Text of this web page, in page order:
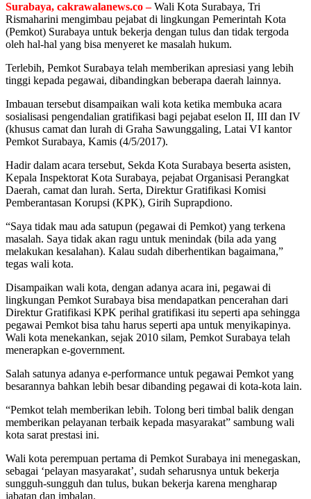
Surabaya, cakrawalanews.co – Wali Kota Surabaya, Tri
Rismaharini mengimbau pejabat di lingkungan Pemerintah Kota
(Pemkot) Surabaya untuk bekerja dengan tulus dan tidak tergoda
oleh hal-hal yang bisa menyeret ke masalah hukum.
Terlebih, Pemkot Surabaya telah memberikan apresiasi yang lebih
tinggi kepada pegawai, dibandingkan beberapa daerah lainnya.
Imbauan tersebut disampaikan wali kota ketika membuka acara
sosialisasi pengendalian gratifikasi bagi pejabat eselon II, III dan IV
(khusus camat dan lurah di Graha Sawunggaling, Latai VI kantor
Pemkot Surabaya, Kamis (4/5/2017).
Hadir dalam acara tersebut, Sekda Kota Surabaya beserta asisten,
Kepala Inspektorat Kota Surabaya, pejabat Organisasi Perangkat
Daerah, camat dan lurah. Serta, Direktur Gratifikasi Komisi
Pemberantasan Korupsi (KPK), Girih Suprapdiono.
“Saya tidak mau ada satupun (pegawai di Pemkot) yang terkena
masalah. Saya tidak akan ragu untuk menindak (bila ada yang
melakukan kesalahan). Kalau sudah diberhentikan bagaimana,”
tegas wali kota.
Disampaikan wali kota, dengan adanya acara ini, pegawai di
lingkungan Pemkot Surabaya bisa mendapatkan pencerahan dari
Direktur Gratifikasi KPK perihal gratifikasi itu seperti apa sehingga
pegawai Pemkot bisa tahu harus seperti apa untuk menyikapinya.
Wali kota menekankan, sejak 2010 silam, Pemkot Surabaya telah
menerapkan e-government.
Salah satunya adanya e-performance untuk pegawai Pemkot yang
besarannya bahkan lebih besar dibanding pegawai di kota-kota lain.
“Pemkot telah memberikan lebih. Tolong beri timbal balik dengan
memberikan pelayanan terbaik kepada masyarakat” sambung wali
kota sarat prestasi ini.
Wali kota perempuan pertama di Pemkot Surabaya ini menegaskan,
sebagai ‘pelayan masyarakat’, sudah seharusnya untuk bekerja
sungguh-sungguh dan tulus, bukan bekerja karena mengharap
jabatan dan imbalan.